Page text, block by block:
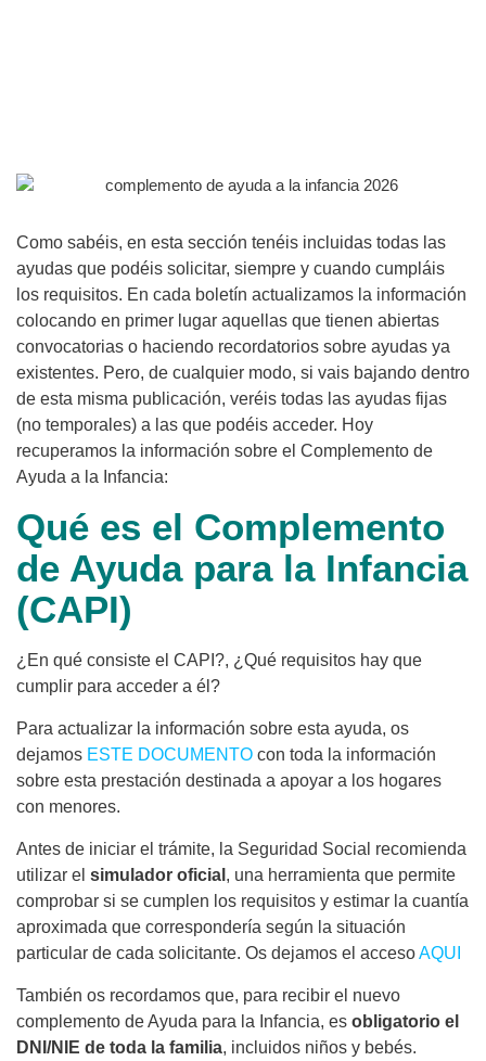
Como sabéis, en esta sección tenéis incluidas todas las
ayudas que podéis solicitar, siempre y cuando cumpláis
los requisitos. En cada boletín actualizamos la información
colocando en primer lugar aquellas que tienen abiertas
convocatorias o haciendo recordatorios sobre ayudas ya
existentes. Pero, de cualquier modo, si vais bajando dentro
de esta misma publicación, veréis todas las ayudas fijas
(no temporales) a las que podéis acceder. Hoy
recuperamos la información sobre el Complemento de
Ayuda a la Infancia:
Qué es el Complemento
de Ayuda para la Infancia
(CAPI)
¿En qué consiste el CAPI?, ¿Qué requisitos hay que
cumplir para acceder a él?
Para actualizar la información sobre esta ayuda, os
dejamos ESTE DOCUMENTO con toda la información
sobre esta prestación destinada a apoyar a los hogares
con menores.
Antes de iniciar el trámite, la Seguridad Social recomienda
utilizar el simulador oficial , una herramienta que permite
comprobar si se cumplen los requisitos y estimar la cuantía
aproximada que correspondería según la situación
particular de cada solicitante. Os dejamos el accesoAQUI
También os recordamos que, para recibir el nuevo
complemento de Ayuda para la Infancia, es obligatorio el
DNI/NIE de toda la familia, incluidos niños y bebés.